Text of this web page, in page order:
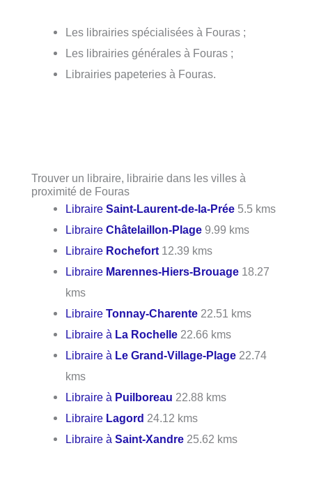
Les librairies spécialisées à Fouras ;
Les librairies générales à Fouras ;
Librairies papeteries à Fouras.
Trouver un libraire, librairie dans les villes à
proximité de Fouras
LibraireSaint-Laurent-de-la-Prée 5.5 kms
LibraireChâtelaillon-Plage 9.99 kms
Libraire Rochefort 12.39 kms
Libraire Marennes-Hiers-Brouage 18.27
kms
LibraireTonnay-Charente 22.51 kms
Libraire à La Rochelle 22.66 kms
Libraire à Le Grand-Village-Plage 22.74
kms
Libraire à Puilboreau 22.88 kms
Libraire Lagord 24.12 kms
Libraire àSaint-Xandre 25.62 kms